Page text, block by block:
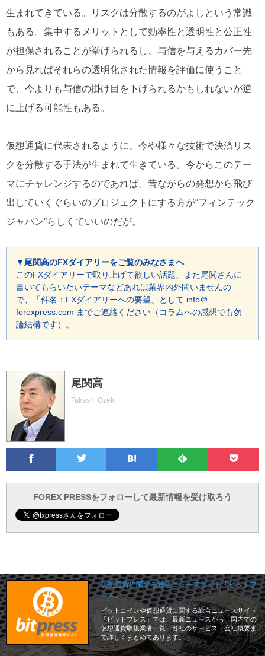
生まれてきている。リスクは分散するのがよしという常識
もある。集中するメリットとして効率性と透明性と公正性
が担保されることが挙げられるし、与信を与えるカバー先
から見ればそれらの透明化された情報を評価に使うこと
で、今よりも与信の掛け目を下げられるかもしれないが逆
に上げる可能性もある。
仮想通貨に代表されるように、今や様々な技術で決済リス
クを分散する手法が生まれて生きている。今からこのテー
マにチャレンジするのであれば、昔ながらの発想から飛び
出していくぐらいのプロジェクトにする方が“フィンテック
ジャパン”らしくていいのだが。
▼尾関高のFXダイアリーをご覧のみなさまへ
このFXダイアリーで取り上げて欲しい話題、また尾関さんに
書いてもらいたいテーマなどあれば業界内外問いませんの
で、「件名：FXダイアリーへの要望」として info＠
forexpress.com までご連絡ください（コラムへの感想でも勿
論結構です）。
尾関高
Takashi Ozeki
Twitter
て
ブ
で
ォ
ロ
ー
で
と
で
FOREX PRESSをフォローして最新情報を受け取ろう
仮想通貨に関する総合ニュースサイト「ビットプ
レス」
ビットコインや仮想通貨に関する総合ニュースサイト
「ビットプレス」では、最新ニュースから、国内での
仮想通貨取扱業者一覧・各社のサービス・会社概要ま
で詳しくまとめてあります。